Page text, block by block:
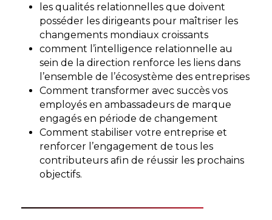
les qualités relationnelles que doivent
posséder les dirigeants pour maîtriser les
changements mondiaux croissants
comment l’intelligence relationnelle au
sein de la direction renforce les liens dans
l’ensemble de l’écosystème des entreprises
Comment transformer avec succès vos
employés en ambassadeurs de marque
engagés en période de changement
Comment stabiliser votre entreprise et
renforcer l’engagement de tous les
contributeurs afin de réussir les prochains
objectifs.